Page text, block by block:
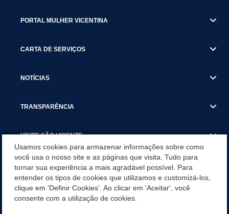
PORTAL MULHER VICENTINA
CARTA DE SERVIÇOS
NOTÍCIAS
TRANSPARÊNCIA
VISITE SÃO VICENTE
SÃO VICENTE REFORÇA REDE DE PROTEÇÃO ÀS MULHERES
DURANTE O AGOSTO LILÁS COM AÇÕES DE
CONSCIENTIZAÇÃO E ACOLHIMENTO
Usamos cookies para armazenar informações sobre como
você usa o nosso site e as páginas que visita. Tudo para
tornar sua experiência a mais agradável possível. Para
entender os tipos de cookies que utilizamos e customizá-los,
clique em 'Definir Cookies'. Ao clicar em 'Aceitar', você
consente com a utilização de cookies.